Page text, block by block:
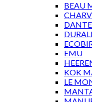
BEAU
DANTE
EMU
KOK
LE